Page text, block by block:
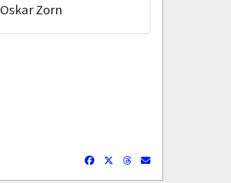
Oskar Zorn